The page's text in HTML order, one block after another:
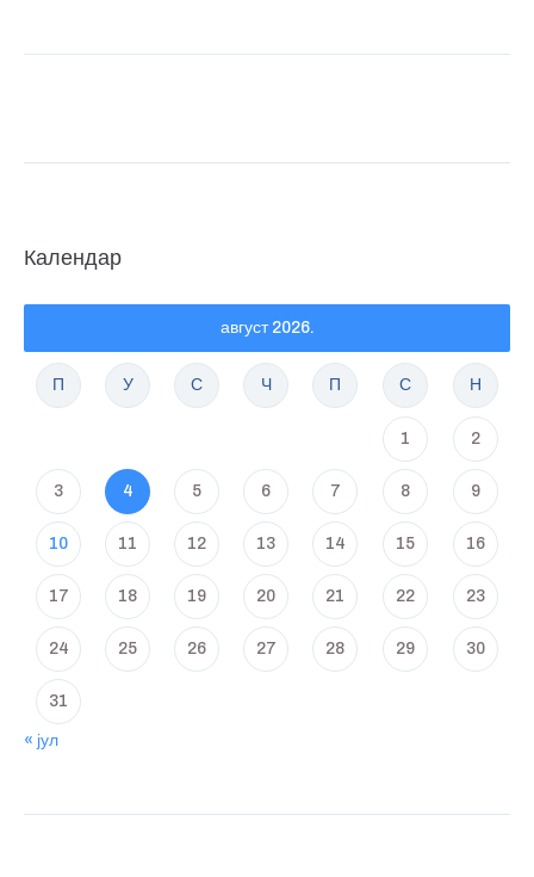
Календар
август 2026.
П У С Ч П С Н
1 2
3 4 5 6 7 8 9
10 11 12 13 14 15 16
17 18 19 20 21 22 23
24 25 26 27 28 29 30
31
« јул